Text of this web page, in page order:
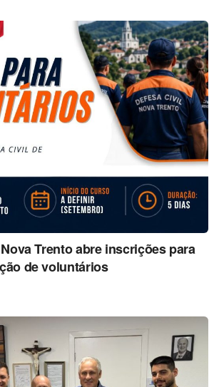
Trento abre inscrições para
de voluntários